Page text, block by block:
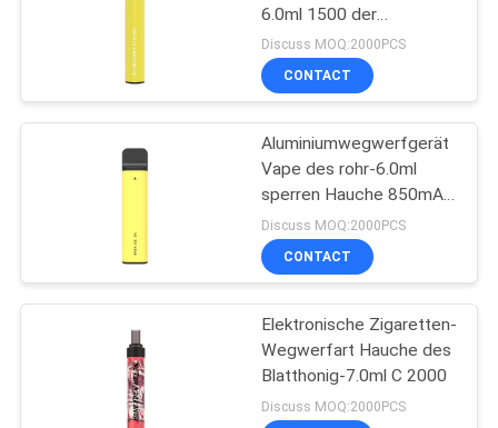
PRIVACY
POLICY
6.0ml 1500 der
Zigaretten-400mah luft
Discuss MOQ:2000PCS
CONTACT
Aluminiumwegwerfgerät
Vape des rohr-6.0ml
sperren Hauche 850mAh
1000 ein
Discuss MOQ:2000PCS
CONTACT
Elektronische Zigaretten-
Wegwerfart Hauche des
Blatthonig-7.0ml C 2000
Discuss MOQ:2000PCS